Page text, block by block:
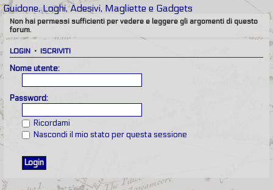
Guidone, Loghi, Adesivi, Magliette e Gadgets
Non hai permessi sufficienti per vedere e leggere gli argomenti di questo
forum.
LOGIN • ISCRIVITI
Nome utente:
Password:
Ricordami
Nascondi il mio stato per questa sessione